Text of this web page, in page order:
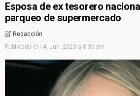
Esposa de ex tesorero
parqueo de supermercado
Redacción
Publicado el 14, Jun. 2023 a 8:36 pm